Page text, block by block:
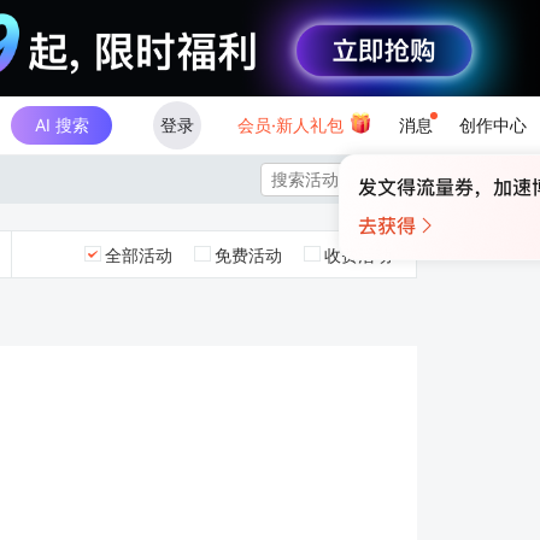
AI 搜索 登录 会员·新人礼包 消息 创作中心

全部活动 免费活动 收费活动